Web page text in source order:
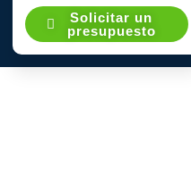
Solicitar un
presupuesto